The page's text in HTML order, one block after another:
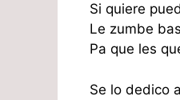
Si quiere
Le zumbe
Pa que les
Se lo dedico